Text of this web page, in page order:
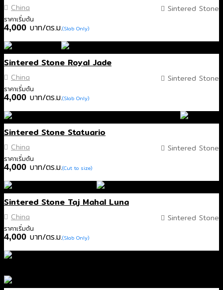
Sintered Stone
China
ราคาเริ่มต้น
4,000 บาท/ตร.ม.(Slab Only)
Sintered Stone
Sintered Stone Royal Jade
China
ราคาเริ่มต้น
4,000 บาท/ตร.ม.(Slab Only)
Sintered Stone
Sintered Stone Statuario
China
ราคาเริ่มต้น
4,000 บาท/ตร.ม.(Cut to size)
Sintered Stone
Sintered Stone Taj Mahal Luna
China
ราคาเริ่มต้น
4,000 บาท/ตร.ม.(Slab Only)